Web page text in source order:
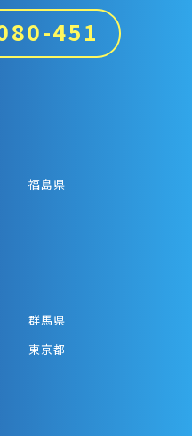
451
福島県
群馬県
東京都